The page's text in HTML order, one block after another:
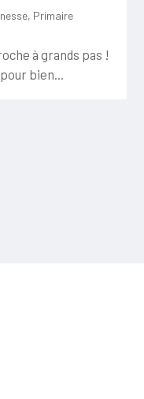
, Primaire
à grands pas !
bien...